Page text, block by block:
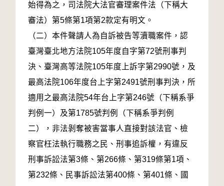
始得為之，司法院大法官審理案件法（下稱大
審法）第5條第1項第2款定有明文。
（二）本件聲請人為自訴被告等瀆職案件，認
臺灣臺北地方法院105年度自字第72號刑事判
決、臺灣高等法院105年度上訴字第2990號，及
最高法院106年度台上字第2491號刑事判決，所
適用之最高法院54年台上字第246號（下稱系爭
判例一）及第1785號判例（下稱系爭判例
二），非法剝奪被害當事人直接對該法官、檢
察官枉法執行職務之民、刑事追訴權，有違反
刑事訴訟法第3條、第266條、第319條第1項、
第232條、民事訴訟法第400條、第401條、國